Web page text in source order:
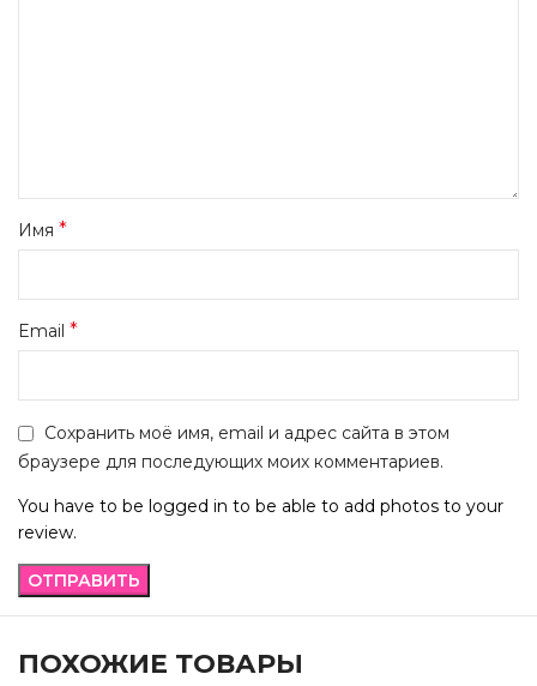
Имя *
Email *
Сохранить моё имя, email и адрес сайта в этом
браузере для последующих моих комментариев.
You have to be logged in to be able to add photos to your
review.
ПОХОЖИЕ ТОВАРЫ